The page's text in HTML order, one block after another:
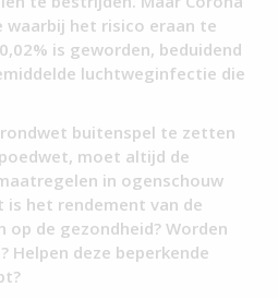
waarbij het risico eraan te
is geworden, beduidend
luchtweginfectie die
buitenspel te zetten
moet altijd de
in ogenschouw
is het rendement van de
de gezondheid? Worden
Helpen deze beperkende